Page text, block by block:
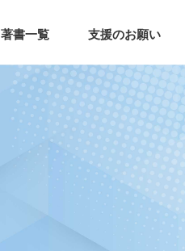
著書一覧 支援のお願い